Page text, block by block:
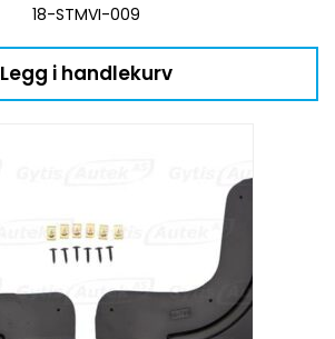
18-STMVI-009
Legg i handlekurv